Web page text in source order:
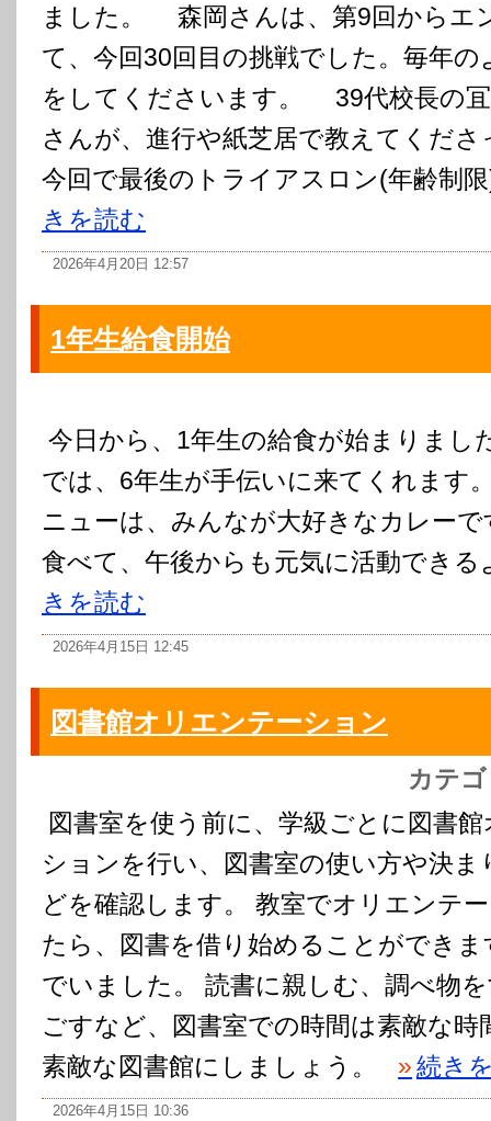
ました。 森岡さんは、第9回からエ
て、今回30回目の挑戦でした。毎年
をしてくださいます。 39代校長の冝
さんが、進行や紙芝居で教えてくだ
今回で最後のトライアスロン(年齢制
きを読む
2026年4月20日 12:57
1年生給食開始
今日から、1年生の給食が始まりまし
では、6年生が手伝いに来てくれます
ニューは、みんなが大好きなカレー
食べて、午後からも元気に活動でき
きを読む
2026年4月15日 12:45
図書館オリエンテーション
カテ
図書室を使う前に、学級ごとに図書
ションを行い、図書室の使い方や決ま
どを確認します。 教室でオリエンテ
たら、図書を借り始めることができ
でいました。 読書に親しむ、調べ物
ごすなど、図書室での時間は素敵な
素敵な図書館にしましょう。
»続き
2026年4月15日 10:36